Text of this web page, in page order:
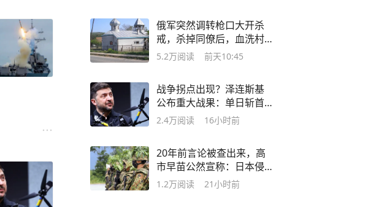
俄军突然调转枪口大开杀
戒，杀掉同僚后，血洗村
子里的老百姓
5.2万阅读 前天10:45
战争拐点出现？泽连斯基
公布重大战果：单日斩首
千名俄军
2.4万阅读 16小时前
20年前言论被查出来，高
市早苗公然宣称：日本侵
华是“自卫”
1.2万阅读 21小时前